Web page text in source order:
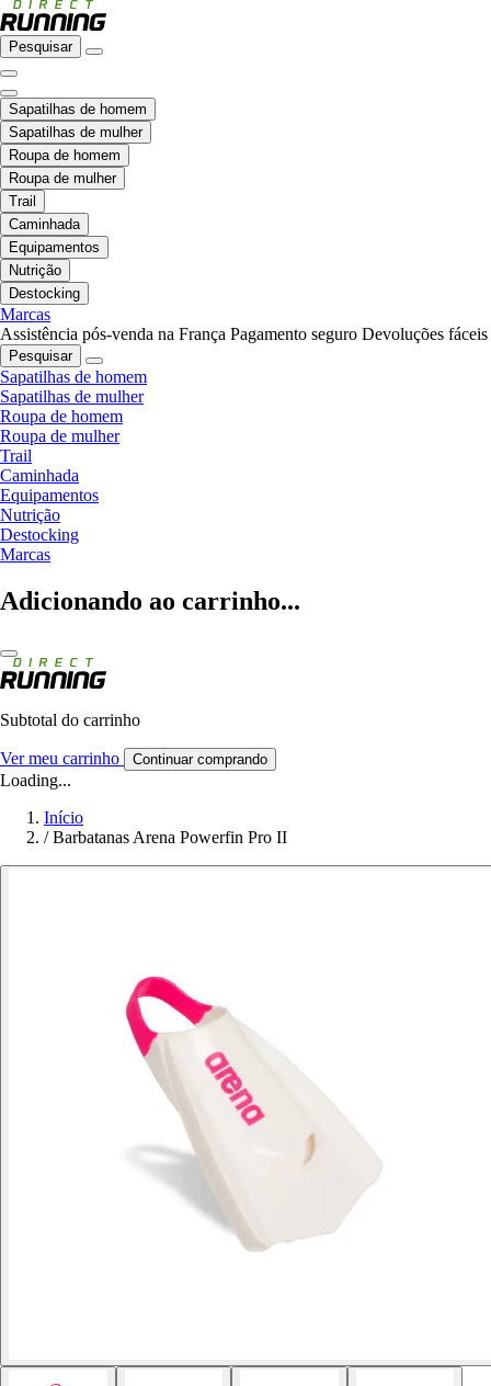
Pesquisar
Sapatilhas de homem
Sapatilhas de mulher
Roupa de homem
Roupa de mulher
Trail
Caminhada
Equipamentos
Nutrição
Destocking
Marcas
Assistência pós-venda na França Pagamento seguro Devoluções fáceis
Pesquisar
Sapatilhas de homem
Sapatilhas de mulher
Roupa de homem
Roupa de mulher
Trail
Caminhada
Equipamentos
Nutrição
Destocking
Marcas
Adicionando ao carrinho...
Subtotal do carrinho
Ver meu carrinho Continuar comprando
Loading...
Início
/ Barbatanas Arena Powerfin Pro II